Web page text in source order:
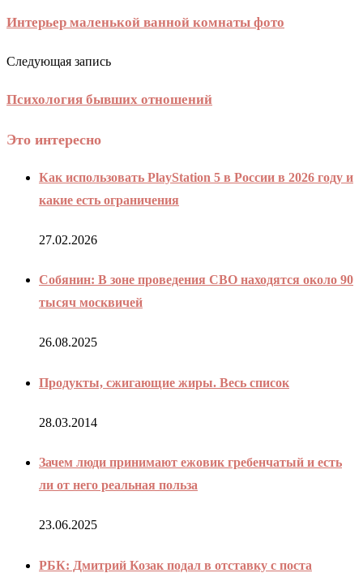
Интерьер маленькой ванной комнаты фото
Следующая запись
Психология бывших отношений
Это интересно
Как использовать PlayStation 5 в России в 2026 году и
какие есть ограничения
27.02.2026
Собянин: В зоне проведения СВО находятся около 90
тысяч москвичей
26.08.2025
Продукты, сжигающие жиры. Весь список
28.03.2014
Зачем люди принимают ежовик гребенчатый и есть
ли от него реальная польза
23.06.2025
РБК: Дмитрий Козак подал в отставку с поста